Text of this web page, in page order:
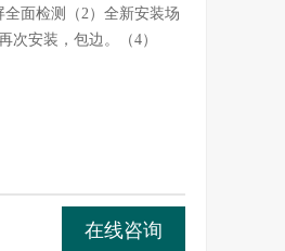
面检测（2）全新安装场
次安装，包边。（4）
在线咨询